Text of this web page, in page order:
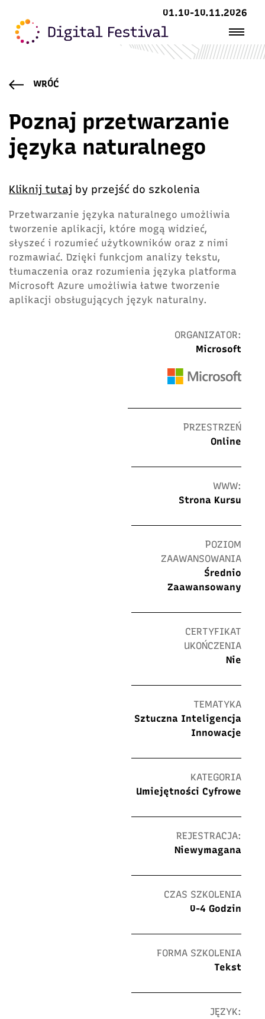
01.10-10.11.2026
WRÓĆ
Poznaj przetwarzanie
języka naturalnego
Kliknij tutaj by przejść do szkolenia
Przetwarzanie języka naturalnego umożliwia
tworzenie aplikacji, które mogą widzieć,
słyszeć i rozumieć użytkowników oraz z nimi
rozmawiać. Dzięki funkcjom analizy tekstu,
tłumaczenia oraz rozumienia języka platforma
Microsoft Azure umożliwia łatwe tworzenie
aplikacji obsługujących język naturalny.
ORGANIZATOR:
Microsoft
PRZESTRZEŃ
Online
WWW:
Strona Kursu
POZIOM
ZAAWANSOWANIA
Średnio
Zaawansowany
CERTYFIKAT
UKOŃCZENIA
Nie
TEMATYKA
Sztuczna Inteligencja
Innowacje
KATEGORIA
Umiejętności Cyfrowe
REJESTRACJA:
Niewymagana
CZAS SZKOLENIA
0-4 Godzin
FORMA SZKOLENIA
Tekst
JĘZYK: